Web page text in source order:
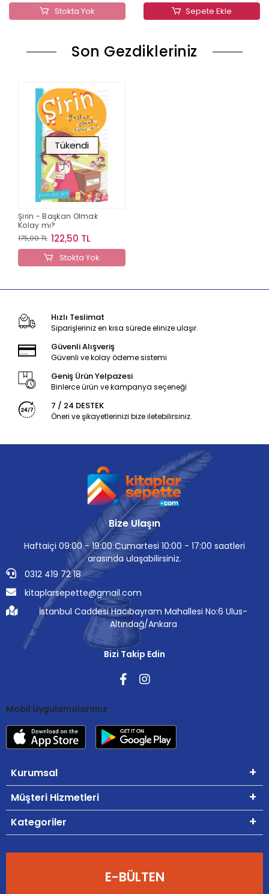
Stokta Yok Sepete Ekle
Son Gezdikleriniz
Tükendi
Şirin - Başkan Olmak
Kolay mı?
175,00 TL 122,50 TL
Stokta Yok
Hızlı Teslimat
Siparişleriniz en kısa sürede elinize ulaşır.
Güvenli Alışveriş
Güvenli ve kolay ödeme sistemi
Geniş Ürün Yelpazesi
Binlerce ürün ve kampanya seçeneği
7 / 24 DESTEK
Öneri ve şikayetlerinizi bize iletebilirsiniz.
Bize Ulaşın
Haftaiçi 09:00 - 19:00 Cumartesi 10:00 - 17:00 saatleri
arasında ulaşabilirsiniz.
0312 419 72 18
kitaplarsepette@gmail.com
İstanbul Caddesi Hacıbayram Mahallesi No:6 Ulus-
Altındağ/Ankara
Bizi Takip Edin
Mobil Uygulamalarımız
Kurumsal
Müşteri Hizmetleri
Kategoriler
E-BÜLTEN